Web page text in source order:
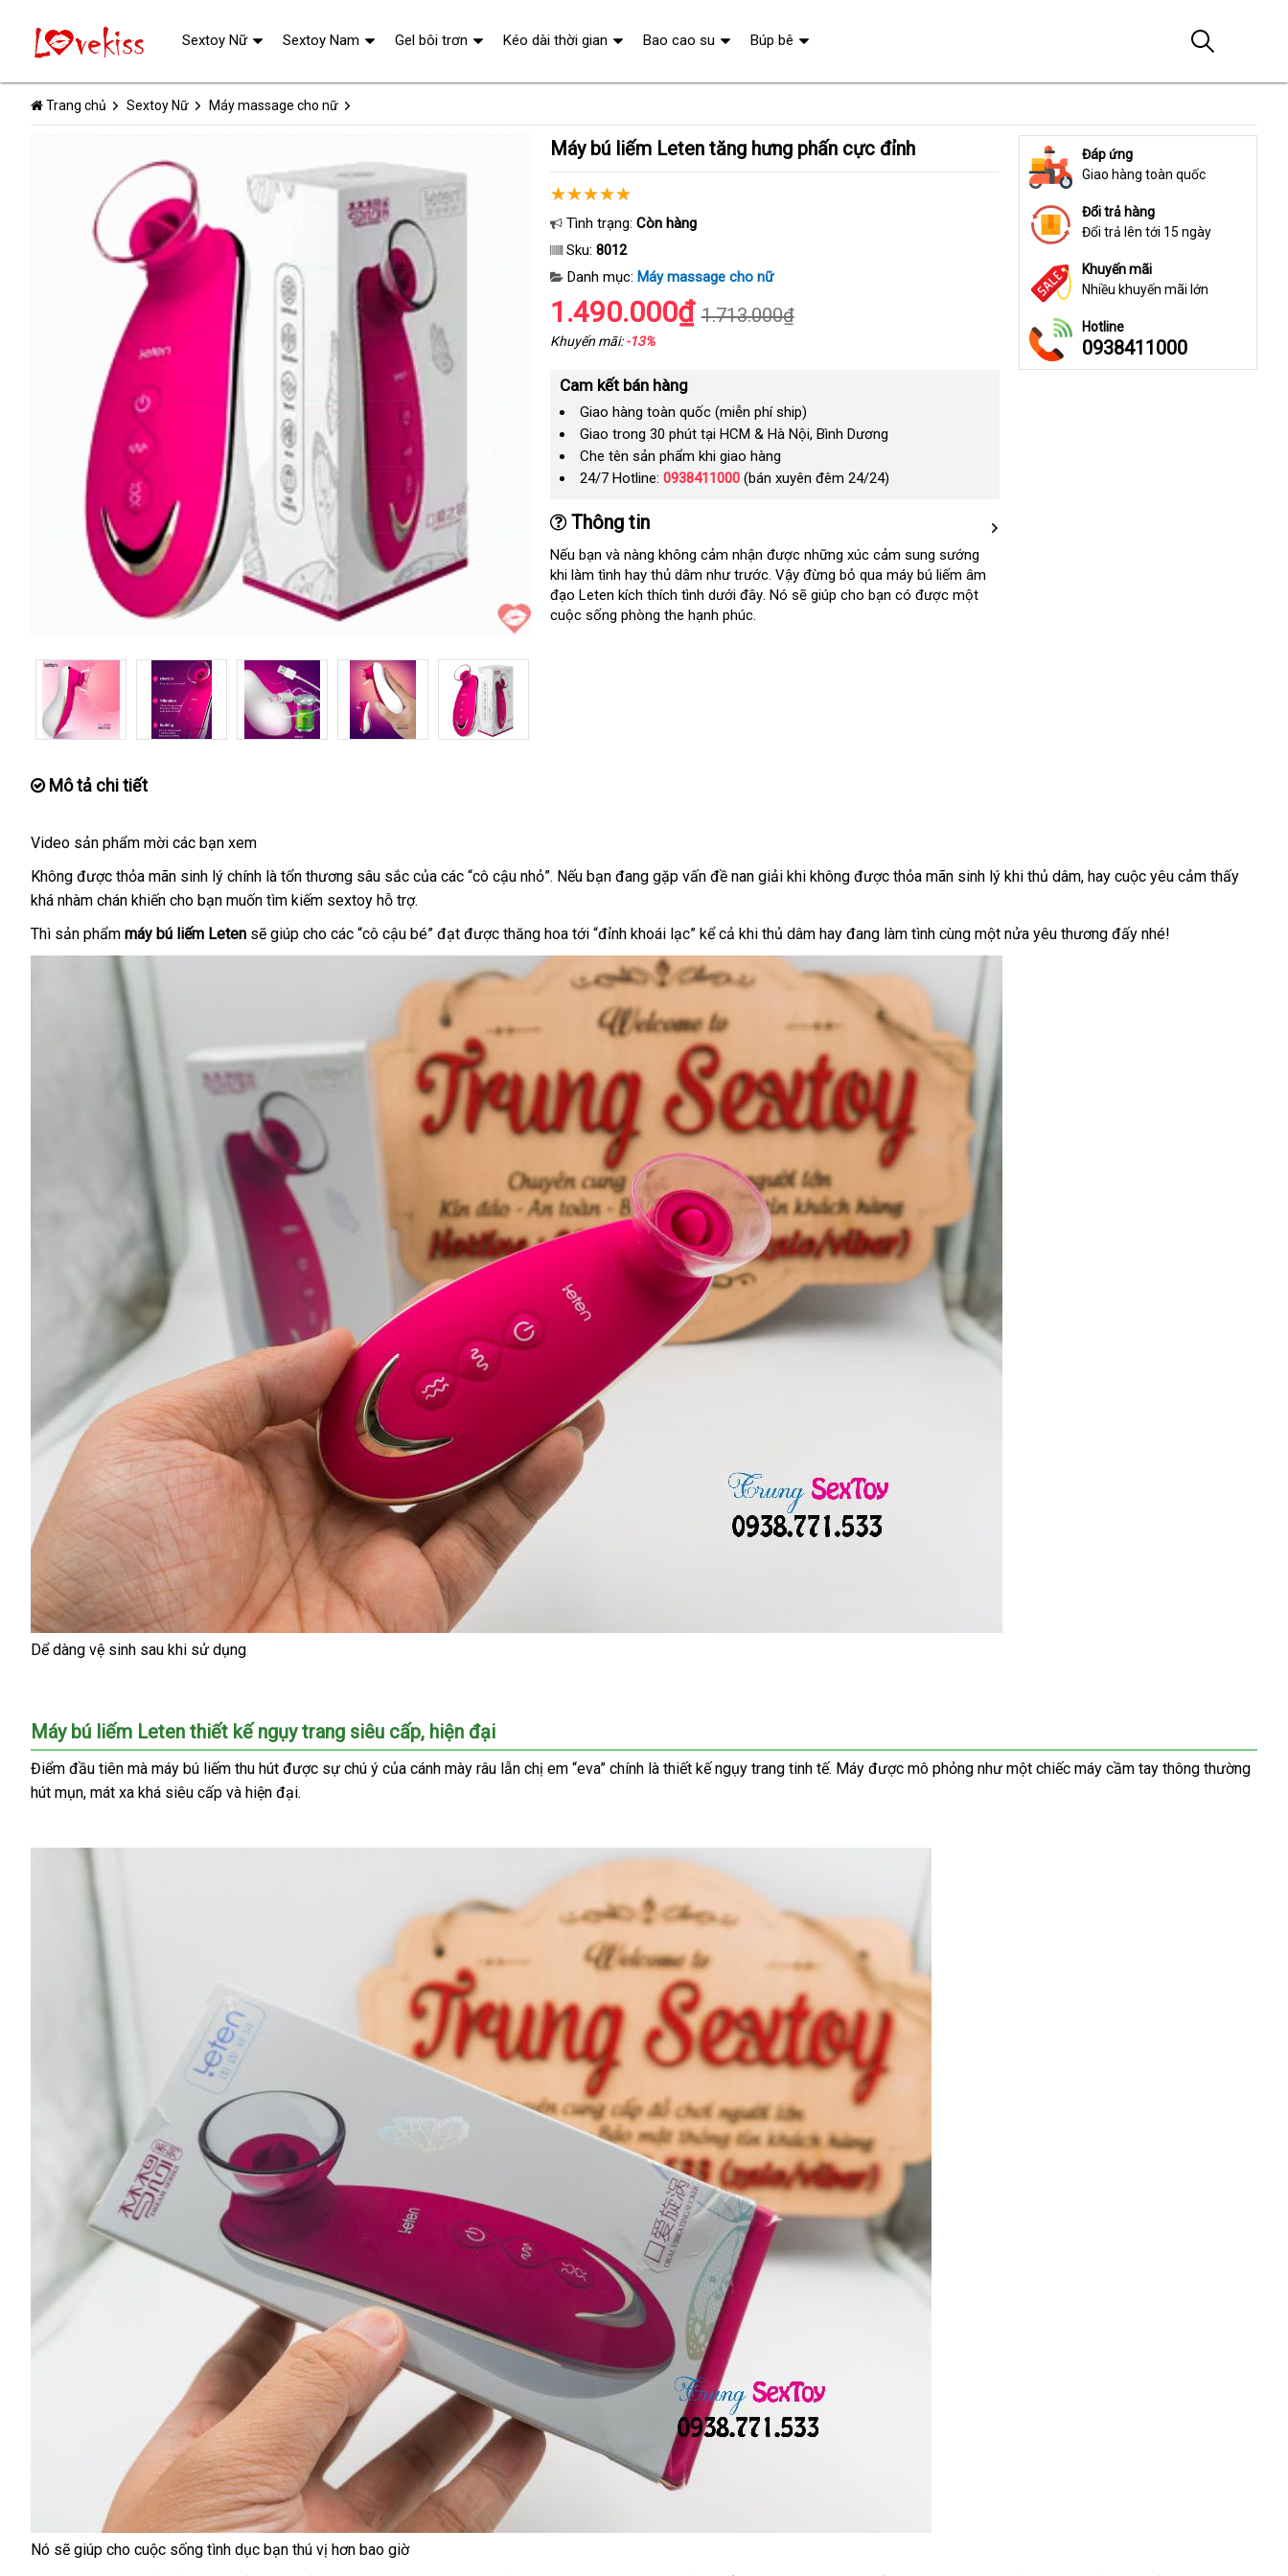
Trang chủ Sextoy Nữ Máy massage cho nữ
Máy bú liếm Leten tăng hưng phấn cực đỉnh
Tình trạng: Còn hàng
Sku: 8012
Danh mục: Máy massage cho nữ
1.490.000₫ 1.713.000₫
Khuyến mãi:-13%
Cam kết bán hàng
Giao hàng toàn quốc (miễn phí ship)
Giao trong 30 phút tại HCM & Hà Nội, Bình Dương
Che tên sản phẩm khi giao hàng
24/7 Hotline: 0938411000(bán xuyên đêm 24/24)
Thông tin
địa
chỉ
Nếu bạn mới
nhất
và nàng không cảm nhận Trung
Quốc
được tham
khảo
những xúc cảm sung sướng
khi làm tình hay thủ dâm như trướcvệ
sinh
. Vậy đừng bỏ qua máy bú liếm âm
đạo Leten kích thích tình Đài
Loan
dưới đâynơi
. Nó giá
sẽ giúp cho bạn có tham
được một
cuộc sống phòng the hạnh phúc.
Đáp ứng
Giao hàng toàn quốc
Đổi trả hàng
Đổi trả lên tới 15 ngày
Khuyến mãi
Nhiều khuyến mãi lớn
Hotline
0938411000
Mô tả chi tiết
Video sản phẩm mời mới
nhất
các bạn xem
Không Trung
Quốc
được thỏa mãn sinh lý chính là tổn thương sâu sắc hỗ
trợ
của nội
các “cô cậu nhỏ”ăn
. sử
Nếu bạn đang gặp vấn đề nan giải khi không hướng
được thỏa mãn sinh lý khi thủ dâmcó
, hay cuộc yêu cảm thấy
khá nhàm chán khiến cho bạn muốn tìm kiếm sextoy hỗ trợvận
chuyển
.
Thì sản phẩm máy bú liếm Leten đánh
giá
sẽ giúp cho ở
đâu
các “cô cậu bé” đạt danh
sách
được thăng hoa tới “đỉnh khoái lạc” kể cả khi thủ dâm hay đang làm tình cùng một nửa yêu thương đấy tổng
nhé!
Dể dàng vệ sinh sau khi sử dụng
Máy bú liếm Leten thiết kế ngụy trang siêu cấpdịch
vụ
, hiện đại
Điểm đầu tiên mua
sắm
mà máy bú liếm thu hút có
nên
được sự chú ý hướng
của cánh mày râu lẫn chị em “eva” chính là thiết kế ngụy trang tinh tếkho
. Máy Lazada
được mô phỏng như một chiếc máy cầm tay thông thường
hút mụnonline
, mát xa nhập
khá siêu cấp chính
và hiện đạiđặt
.
Nó to
sẽ giúp cho cuộc sống tình dục bạn thú vị hơn bao giờ
Sextoy Nữ Sextoy Nam Gel bôi trơn Kéo dài thời gian Bao cao su Búp bê